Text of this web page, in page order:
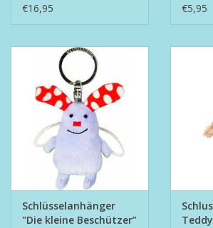
€16,95
€5,95
Schlüsselanhänger
"Die kleine Beschützer”